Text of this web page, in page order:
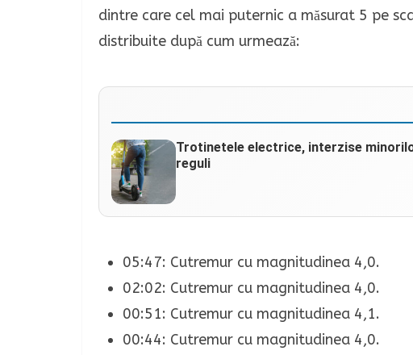
dintre care cel mai puternic a măsurat 5 pe
distribuite după cum urmează:
Trotinetele electrice, interzise
reguli
05:47: Cutremur cu magnitudinea 4,0.
02:02: Cutremur cu magnitudinea 4,0.
00:51: Cutremur cu magnitudinea 4,1.
00:44: Cutremur cu magnitudinea 4,0.